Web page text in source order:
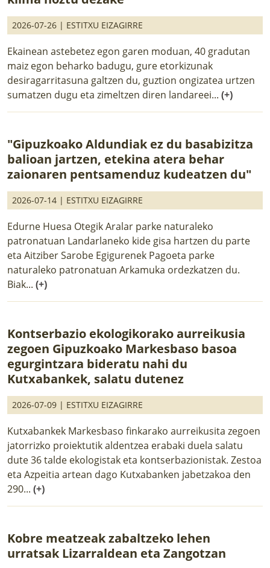
2026-07-26 | ESTITXU EIZAGIRRE
Ekainean astebetez egon garen moduan, 40 gradutan
maiz egon beharko badugu, gure etorkizunak
desiragarritasuna galtzen du, guztion ongizatea urtzen
sumatzen dugu eta zimeltzen diren landareei... (+)
"Gipuzkoako Aldundiak ez du basabizitza
balioan jartzen, etekina atera behar
zaionaren pentsamenduz kudeatzen du"
2026-07-14 | ESTITXU EIZAGIRRE
Edurne Huesa Otegik Aralar parke naturaleko
patronatuan Landarlaneko kide gisa hartzen du parte
eta Aitziber Sarobe Egigurenek Pagoeta parke
naturaleko patronatuan Arkamuka ordezkatzen du.
Biak... (+)
Kontserbazio ekologikorako aurreikusia
zegoen Gipuzkoako Markesbaso basoa
egurgintzara bideratu nahi du
Kutxabankek, salatu dutenez
2026-07-09 | ESTITXU EIZAGIRRE
Kutxabankek Markesbaso finkarako aurreikusita zegoen
jatorrizko proiektutik aldentzea erabaki duela salatu
dute 36 talde ekologistak eta kontserbazionistak. Zestoa
eta Azpeitia artean dago Kutxabanken jabetzakoa den
290... (+)
Kobre meatzeak zabaltzeko lehen
urratsak Lizarraldean eta Zangotzan